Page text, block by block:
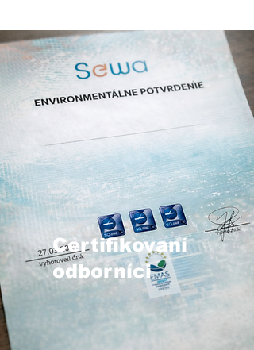
Certifikovaní
odborníci